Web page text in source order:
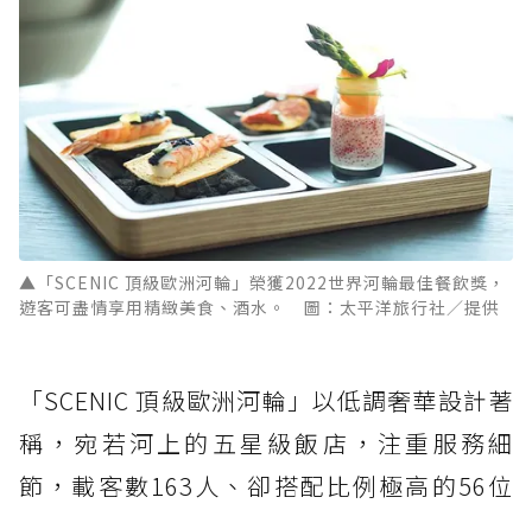
▲「SCENIC 頂級歐洲河輪」榮獲2022世界河輪最佳餐飲獎，
遊客可盡情享用精緻美食、酒水。 圖：太平洋旅行社／提供
「SCENIC 頂級歐洲河輪」以低調奢華設計著
稱，宛若河上的五星級飯店，注重服務細
節，載客數163人、卻搭配比例極高的56位